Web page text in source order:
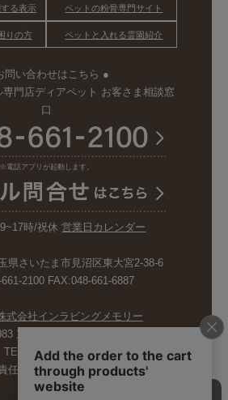
る表示 ペットの粉骨専門サイト
りの方 ペットと入れる霊園紹介
問い合わせはこちら ●
門店ディアペット お客さま相談窓
口
※電話アプリが起動します。
時/祝休営業日カレンダー
県さいたま市見沼区東大宮2-38-6
2100 FAX:048-661-6887
式会社インラビングメモリー
東京都千代田区麹町5-6-4
TEL:03-6265-4986
任者:斉藤久美子 内山剛巳